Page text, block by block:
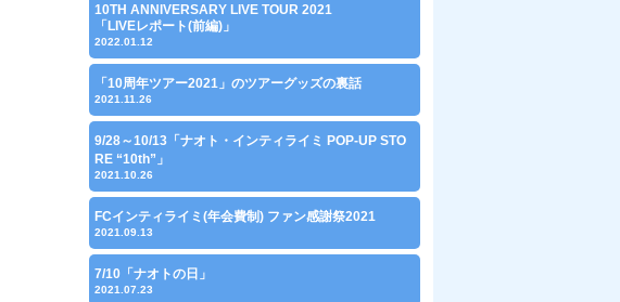
10TH ANNIVERSARY LIVE TOUR 2021
「LIVEレポート(前編)」
2022.01.12
「10周年ツアー2021」のツアーグッズの裏話
2021.11.26
9/28～10/13「ナオト・インティライミ POP-UP STO
RE “10th”」
2021.10.26
FCインティライミ(年会費制) ファン感謝祭2021
2021.09.13
7/10「ナオトの日」
2021.07.23